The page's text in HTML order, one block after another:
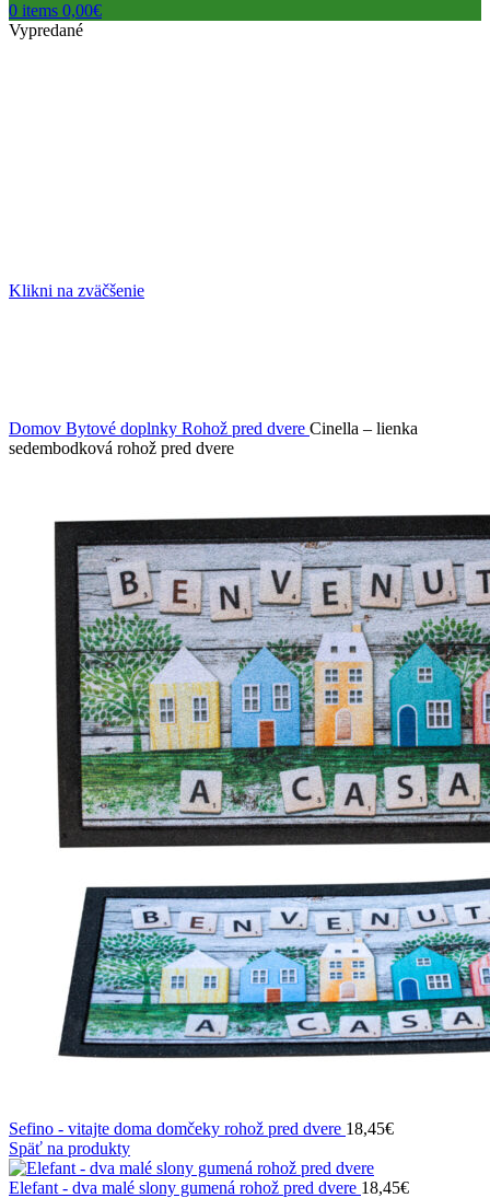
0 items 0,00€
Vypredané
Klikni na zväčšenie
Domov Bytové doplnky Rohož pred dvere Cinella – lienka
sedembodková rohož pred dvere
Sefino - vitajte doma domčeky rohož pred dvere 18,45€
Späť na produkty
Elefant - dva malé slony gumená rohož pred dvere 18,45€